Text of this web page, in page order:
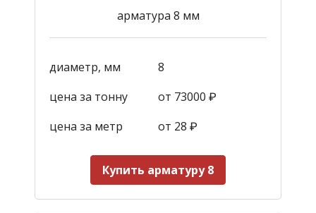
арматура 8 мм
диаметр, мм
8
цена за тонну
от 73000 ₽
цена за метр
от 28 ₽
Купить арматуру 8